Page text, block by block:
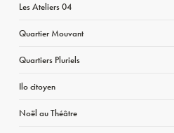
Les Ateliers 04
Quartier Mouvant
Quartiers Pluriels
Ilo citoyen
Noël au Théâtre